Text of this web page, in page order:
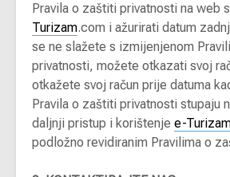
Pravila o zaštiti privatnosti na web
Turizam.com i ažurirati datum
se ne slažete s izmijenjenom
privatnosti, možete otkazati svoj
otkažete svoj račun prije datuma
Pravila o zaštiti privatnosti stupaju
daljnji pristup i korištenje e-
podložno revidiranim Pravilima o